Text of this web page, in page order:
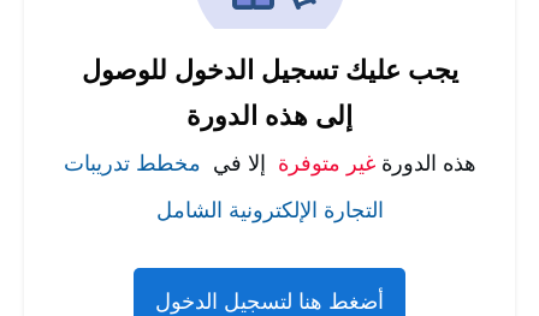
يجب عليك تسجيل الدخول للوصول
إلى هذه الدورة
هذه الدورةغير متوفرة إلا في مخطط تدريبات
التجارة الإلكترونية الشامل
أضغط هنا لتسجيل الدخول